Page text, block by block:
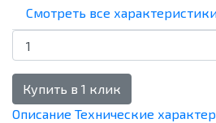
Счeтчик доз кофе;
Высокоскоростная
Смотреть все
Купить в 1 клик
Описание Технические